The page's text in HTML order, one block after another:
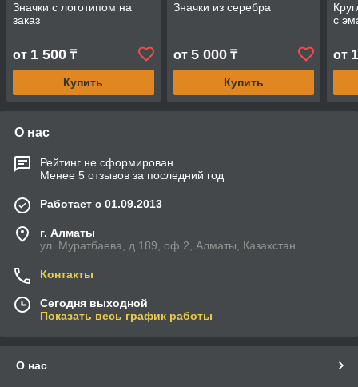
Значки с логотипом на
заказ
от 1 500 ₸
Купить
Значки из серебра
от 5 000₸
Купить
с
от
О нас
Рейтинг не сформирован
Менее 5 отзывов за последний год
Работает с 01.09.2013
г. Алматы
ул. Муратбаева, д.189, оф.2, Алматы, Казахстан
Контакты
Сегодня выходной
Показать весь график работы
О нас